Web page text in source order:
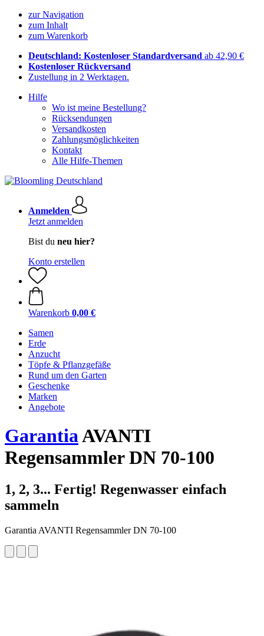
zur Navigation
zum Inhalt
zum Warenkorb
Deutschland: Kostenloser Standardversand ab 42,90 €
Kostenloser Rückversand
Zustellung in 2 Werktagen.
Hilfe
Wo ist meine Bestellung?
Rücksendungen
Versandkosten
Zahlungsmöglichkeiten
Kontakt
Alle Hilfe-Themen
Anmelden
Jetzt anmelden
Bist du neu hier?
Konto erstellen
Warenkorb 0,00 €
Samen
Erde
Anzucht
Töpfe & Pflanzgefäße
Rund um den Garten
Geschenke
Marken
Angebote
GarantiaAVANTI
Regensammler DN 70-100
1, 2, 3... Fertig! Regenwasser einfach
sammeln
Garantia AVANTI Regensammler DN 70-100